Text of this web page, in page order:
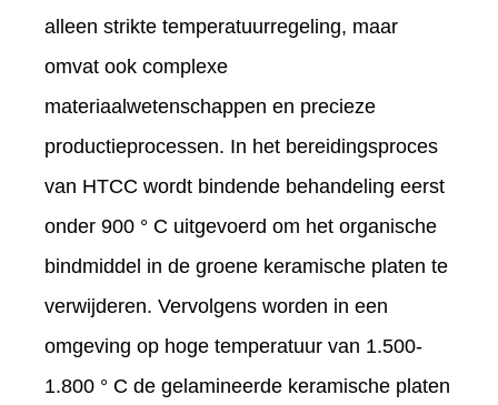
alleen strikte temperatuurregeling, maar
omvat ook complexe
materiaalwetenschappen en precieze
productieprocessen. In het bereidingsproces
van HTCC wordt bindende behandeling eerst
onder 900 ° C uitgevoerd om het organische
bindmiddel in de groene keramische platen te
verwijderen. Vervolgens worden in een
omgeving op hoge temperatuur van 1.500-
1.800 ° C de gelamineerde keramische platen